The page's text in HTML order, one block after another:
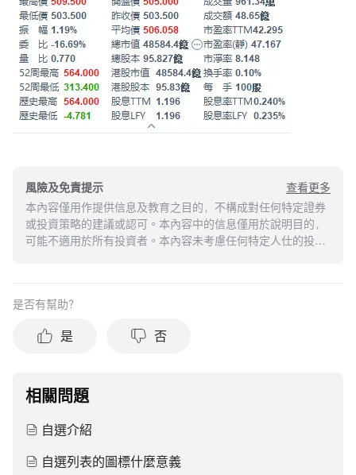
風險及免責提示
查看更多
本內容僅用作提供信息及教育之目的，不構成對任何特定證券
或投資策略的建議或認可。本內容中的信息僅用於說明目的，
可能不適用於所有投資者。本內容未考慮任何特定人仕的投資
結果。投資涉及風險和損失本金的可能性。moomoo對上述內
任何陳述或保證。
是否有幫助？
是 否
相關問題
自選介紹
自選列表的圖標什麼意義